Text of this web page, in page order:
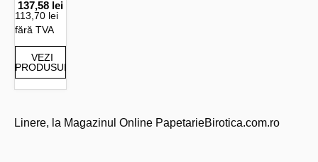
137,58 lei
113,70 lei
fără TVA
VEZI
PRODUSUL
Linere, la Magazinul Online PapetarieBirotica.com.ro